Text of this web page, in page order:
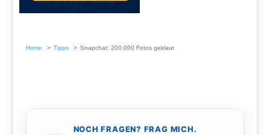
Home Tipps Snapchat: 200.000 Fotos geklaut
NOCH FRAGEN? FRAG MICH.